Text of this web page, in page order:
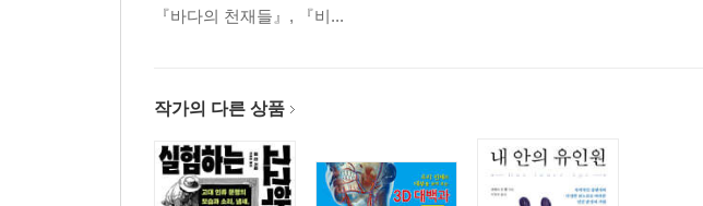
『바다의 천재들』, 『비...
작가의 다른 상품